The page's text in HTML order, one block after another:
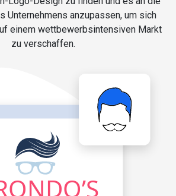
Unternehmens anzupassen, um sich
einem wettbewerbsintensiven Markt
zu verschaffen.